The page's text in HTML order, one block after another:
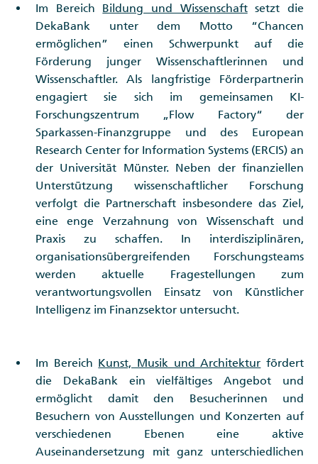
Im Bereich Bildung und Wissenschaftsetzt die
DekaBank unter dem Motto “Chancen
ermöglichen” einen Schwerpunkt auf die
Förderung junger Wissenschaftlerinnen und
Wissenschaftler. Als langfristige Förderpartnerin
engagiert sie sich im gemeinsamen KI-
Forschungszentrum „Flow Factory“ der
Sparkassen-Finanzgruppe und des European
Research Center for Information Systems (ERCIS) an
der Universität Münster. Neben der finanziellen
Unterstützung wissenschaftlicher Forschung
verfolgt die Partnerschaft insbesondere das Ziel,
eine enge Verzahnung von Wissenschaft und
Praxis zu schaffen. In interdisziplinären,
organisationsübergreifenden Forschungsteams
werden aktuelle Fragestellungen zum
verantwortungsvollen Einsatz von Künstlicher
Intelligenz im Finanzsektor untersucht.
Im Bereich Kunst, Musik und Architektur fördert
die DekaBank ein vielfältiges Angebot und
ermöglicht damit den Besucherinnen und
Besuchern von Ausstellungen und Konzerten auf
verschiedenen Ebenen eine aktive
Auseinandersetzung mit ganz unterschiedlichen